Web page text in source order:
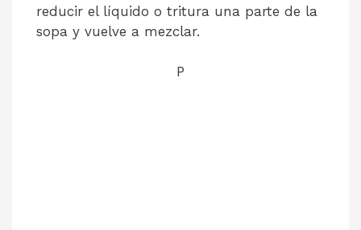
reducir el líquido o tritura una parte de la
sopa y vuelve a mezclar.
P